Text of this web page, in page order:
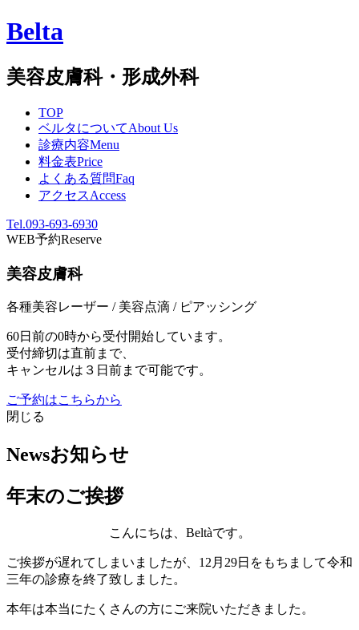
Belta
美容皮膚科・形成外科
TOP
ベルタについてAbout Us
診療内容Menu
料金表Price
よくある質問Faq
アクセスAccess
Tel.093-693-6930
WEB予約Reserve
美容皮膚科
各種美容レーザー / 美容点滴 / ピアッシング
60日前の0時から受付開始しています。
受付締切は直前まで、
キャンセルは３日前まで可能です。
ご予約はこちらから
閉じる
Newsお知らせ
年末のご挨拶
こんにちは、Beltàです。
ご挨拶が遅れてしまいましたが、12月29日をもちまして令和
三年の診療を終了致しました。
本年は本当にたくさんの方にご来院いただきました。